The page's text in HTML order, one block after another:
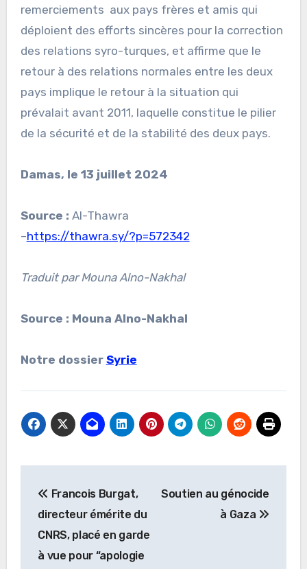
remerciements aux pays frères et amis qui
déploient des efforts sincères pour la correction
des relations syro-turques, et affirme que le
retour à des relations normales entre les deux
pays implique le retour à la situation qui
prévalait avant 2011, laquelle constitue le pilier
de la sécurité et de la stabilité des deux pays.
Damas, le 13 juillet 2024
Source : Al-Thawra
–https://thawra.sy/?p=572342
Traduit par Mouna Alno-Nakhal
Source : Mouna Alno-Nakhal
Notre dossier Syrie
de
l’article
Francois Burgat,
directeur émérite du
CNRS, placé en garde
à vue pour “apologie
Soutien au génocide
à Gaza